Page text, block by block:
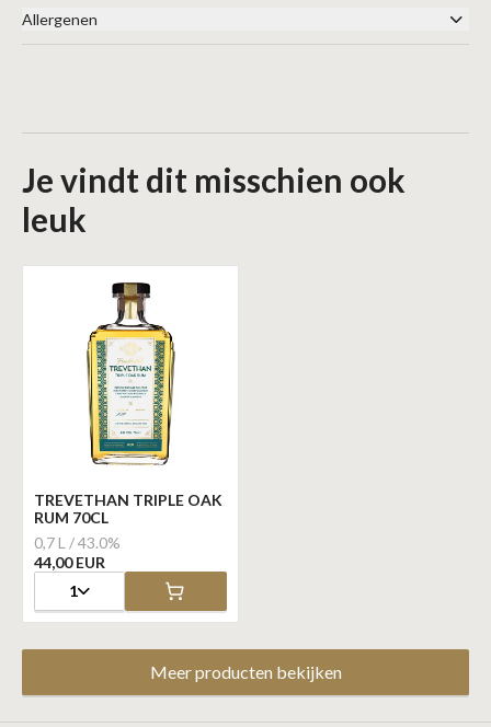
Allergenen
Je vindt dit misschien ook
leuk
TREVETHAN TRIPLE OAK
RUM 70CL
0,7 L / 43.0%
44,00 EUR
1
Meer producten bekijken